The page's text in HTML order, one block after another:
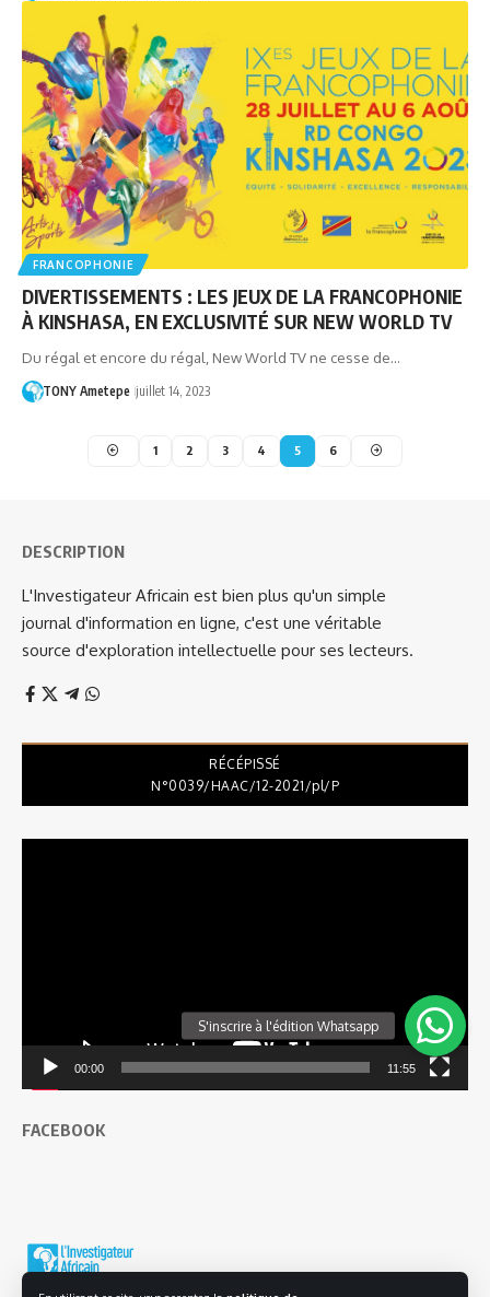
FRANCOPHONIE
DIVERTISSEMENTS : LES JEUX DE LA FRANCOPHONIE
À KINSHASA, EN EXCLUSIVITÉ SUR NEW WORLD TV
Du régal et encore du régal, New World TV ne cesse de…
TONY Ametepe juillet 14, 2023
1 2 3 4 5 6
DESCRIPTION
L'Investigateur Africain est bien plus qu'un simple
journal d'information en ligne, c'est une véritable
source d'exploration intellectuelle pour ses lecteurs.
RÉCÉPISSÉ
N°0039/HAAC/12-2021/pl/P
00:00 11:55
FACEBOOK